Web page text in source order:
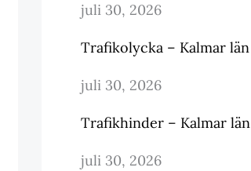
juli 30, 2026
Trafikolycka – Kalmar län
juli 30, 2026
Trafikhinder – Kalmar län
juli 30, 2026